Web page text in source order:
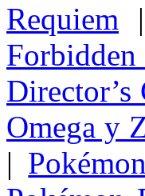
Requiem |
Forbidden
Director’s
Omega y
|